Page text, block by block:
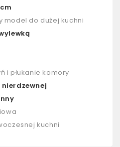
model do dużej kuchni
i płukanie komory
kuchni